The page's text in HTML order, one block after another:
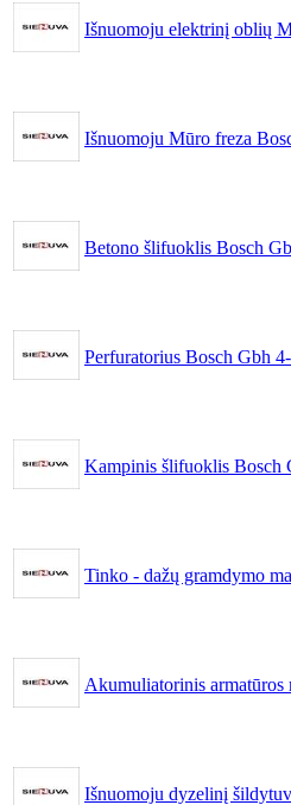
Išnuomoju elektrinį oblių
Išnuomoju Mūro freza
Betono šlifuoklis Bosch
Perfuratorius Bosch Gbh
Kampinis šlifuoklis Bosch
Tinko - dažų gramdymo
Akumuliatorinis
Išnuomoju dyzelinį